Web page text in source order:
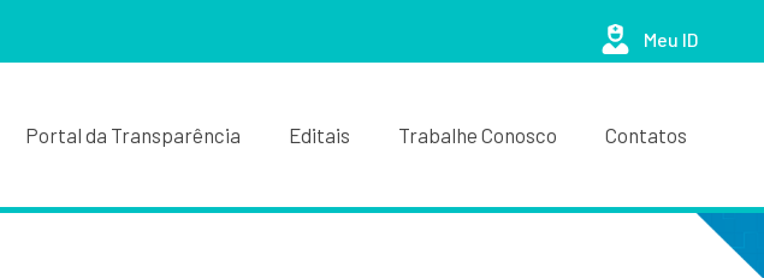
Meu ID
Portal da Transparência Editais Trabalhe Conosco Contatos